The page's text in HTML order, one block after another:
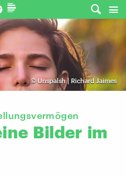
© Unspalsh | Richard Jaimes
Bilder im